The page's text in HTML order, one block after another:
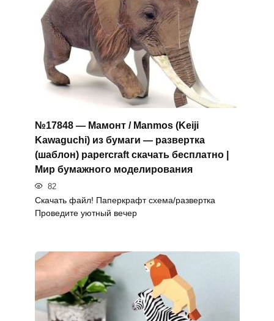
№17848 — Мамонт / Manmos (Keiji
Kawaguchi) из бумаги — развертка
(шаблон) papercraft скачать бесплатно |
Мир бумажного моделирования
82
Скачать файл! Паперкрафт схема/развертка
Проведите уютный вечер